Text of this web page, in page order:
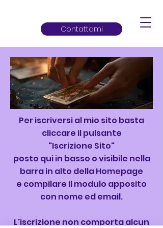
Contattami
​Per iscriversi al mio sito basta
cliccare il pulsante
"Iscrizione Sito"
posto qui in basso o visibile nella
barra in alto della Homepage
e compilare il modulo apposito
con nome ed email.
L'iscrizione non comporta alcun